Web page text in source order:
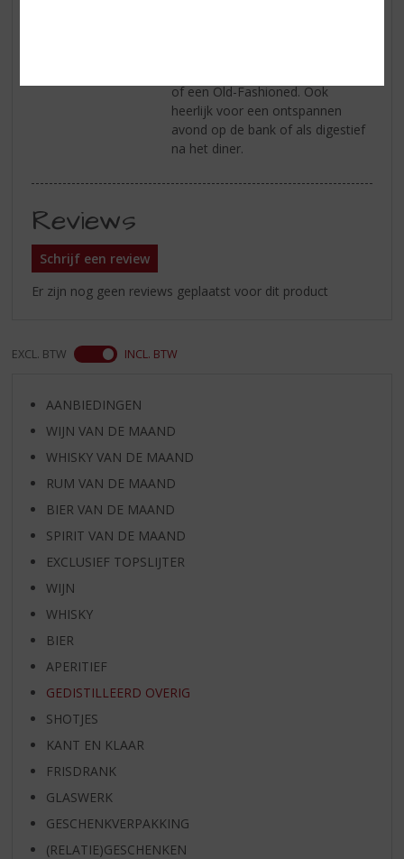
of een Old-Fashioned. Ook
heerlijk voor een ontspannen
avond op de bank of als digestief
na het diner.
Reviews
Schrijf een review
Er zijn nog geen reviews geplaatst voor dit product
EXCL. BTW INCL. BTW
AANBIEDINGEN
WIJN VAN DE MAAND
WHISKY VAN DE MAAND
RUM VAN DE MAAND
BIER VAN DE MAAND
SPIRIT VAN DE MAAND
EXCLUSIEF TOPSLIJTER
WIJN
WHISKY
BIER
APERITIEF
GEDISTILLEERD OVERIG
SHOTJES
KANT EN KLAAR
FRISDRANK
GLASWERK
GESCHENKVERPAKKING
(RELATIE)GESCHENKEN